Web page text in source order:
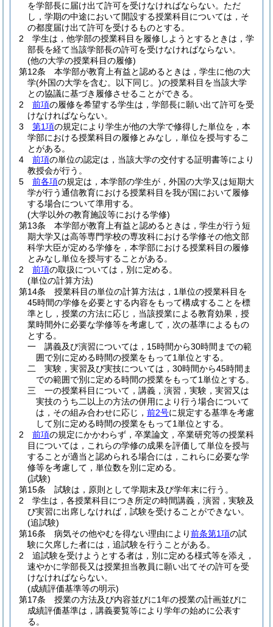
を学部長に届け出て許可を受けなければならない。 ただ
し，学期の中途において開設する授業科目については，そ
の都度届け出て許可を受けるものとする。
2
学生は，他学部の授業科目を履修しようとするときは，学
部長を経て当該学部長の許可を受けなければならない。
(他の大学の授業科目の履修)
第12条
本学部が教育上有益と認めるときは，学生に他の大
学(外国の大学を含む。以下同じ。)の授業科目を当該大学
との協議に基づき履修させることができる。
2
前項の履修を希望する学生は，学部長に願い出て許可を受
けなければならない。
3
第1項の規定により学生が他の大学で修得した単位を，本
学部における授業科目の履修とみなし，単位を授与するこ
とがある。
4
前項の単位の認定は，当該大学の交付する証明書等により
教授会が行う。
5
前各項の規定は，本学部の学生が，外国の大学又は短期大
学が行う通信教育における授業科目を我が国において履修
する場合について準用する。
(大学以外の教育施設等における学修)
第13条
本学部が教育上有益と認めるときは，学生が行う短
期大学又は高等専門学校の専攻科における学修その他文部
科学大臣が定める学修を，本学部における授業科目の履修
とみなし単位を授与することがある。
2
前項の取扱については，別に定める。
(単位の計算方法)
第14条
授業科目の単位の計算方法は，1単位の授業科目を
45時間の学修を必要とする内容をもって構成することを標
準とし，授業の方法に応じ，当該授業による教育効果，授
業時間外に必要な学修等を考慮して，次の基準によるもの
とする。
一
講義及び演習については，15時間から30時間までの範
囲で別に定める時間の授業をもって1単位とする。
二
実験，実習及び実技については，30時間から45時間ま
での範囲で別に定める時間の授業をもって1単位とする。
三
一の授業科目について，講義，演習，実験，実習又は
実技のうち二以上の方法の併用により行う場合について
は，その組み合わせに応じ， 前2号に規定する基準を考慮
して別に定める時間の授業をもって1単位とする。
2
前項の規定にかかわらず，卒業論文，卒業研究等の授業科
目については，これらの学修の成果を評価して単位を授与
することが適当と認められる場合には，これらに必要な学
修等を考慮して，単位数を別に定める。
(試験)
第15条
試験は，原則として学期末及び学年末に行う。
2
学生は，各授業科目につき所定の時間講義，演習，実験及
び実習に出席しなければ，試験を受けることができない。
(追試験)
第16条
病気その他やむを得ない理由により前条第1項の試
験に欠席した者には，追試験を行うことがある。
2
追試験を受けようとする者は，別に定める様式等を添え，
速やかに学部長又は授業担当教員に願い出てその許可を受
けなければならない。
(成績評価基準等の明示)
第17条
授業の方法及び内容並びに1年の授業の計画並びに
成績評価基準は，講義要覧等により学年の始めに公表す
る。